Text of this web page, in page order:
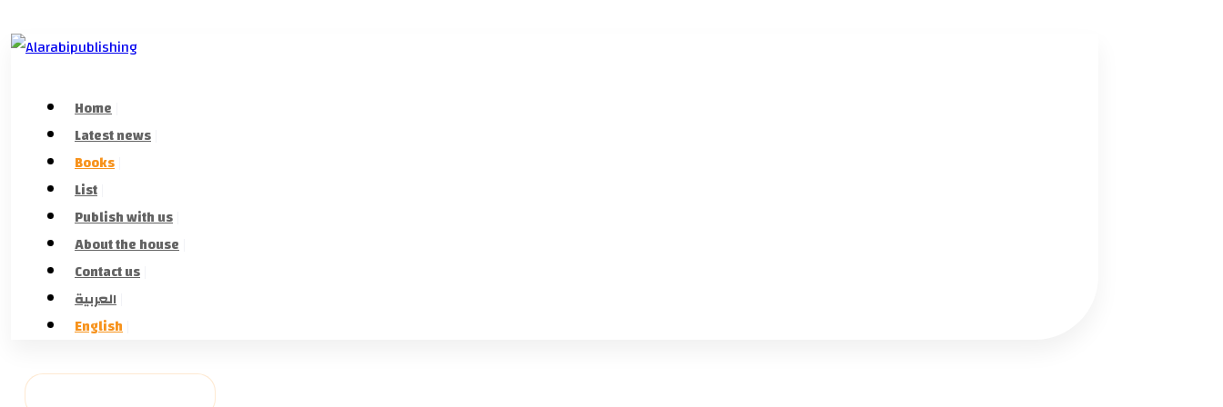
Home
Latest news
Books
List
Publish with us
About the house
Contact us
العربية
English